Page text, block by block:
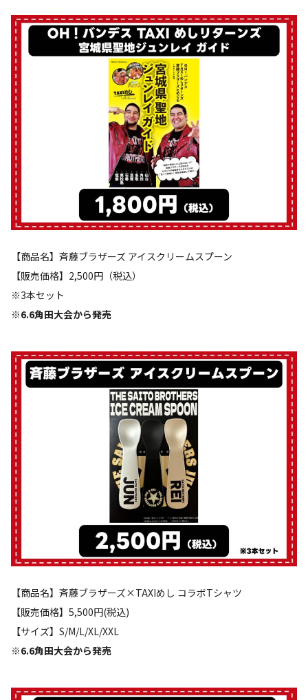
【商品名】斉藤ブラザーズ アイスクリームスプーン
【販売価格】2,500円（税込）
※3本セット
※6.6角田大会から発売
【商品名】斉藤ブラザーズ×TAXIめし コラボTシャツ
【販売価格】5,500円(税込)
【サイズ】S/M/L/XL/XXL
※6.6角田大会から発売